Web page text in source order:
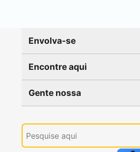
Envolva-se
Encontre aqui
Gente nossa